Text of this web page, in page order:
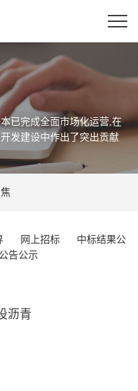
已完成全面市场化运营,在
发建设中作出了突出贡献
网上招标
中标结果公
公告公示
沥青